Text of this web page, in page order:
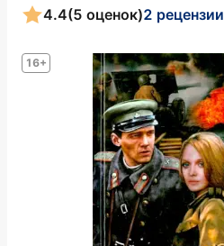
16+
4.4(5 оценок)2 рецензии